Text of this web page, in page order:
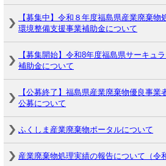
【募集中】令和８年度福島県産業廃棄
環境整備支援事業補助金について
【募集開始】令和8年度福島県サーキュ
補助金について
【公募終了】福島県産業廃棄物優良事
公募について
ふくしま産業廃棄物ポータルについて
産業廃棄物処理実績の報告について（令